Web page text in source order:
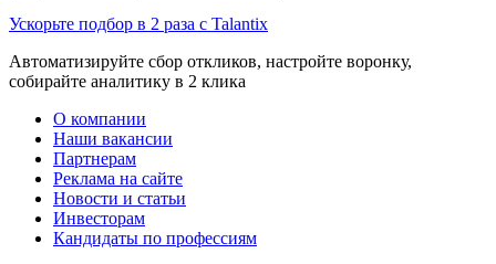
Ускорьте подбор в 2 раза с Talantix
Автоматизируйте сбор откликов, настройте воронку,
собирайте аналитику в 2 клика
О компании
Наши вакансии
Партнерам
Реклама на сайте
Новости и статьи
Инвесторам
Кандидаты по профессиям